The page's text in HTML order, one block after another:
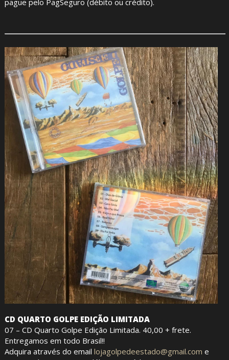
pague pelo PagSeguro (débito ou crédito).
CD QUARTO GOLPE EDIÇÃO LIMITADA
07 – CD Quarto Golpe Edição Limitada. 40,00 + frete.
Entregamos em todo Brasil!!
Adquira através do email lojagolpedeestado@gmail.com e